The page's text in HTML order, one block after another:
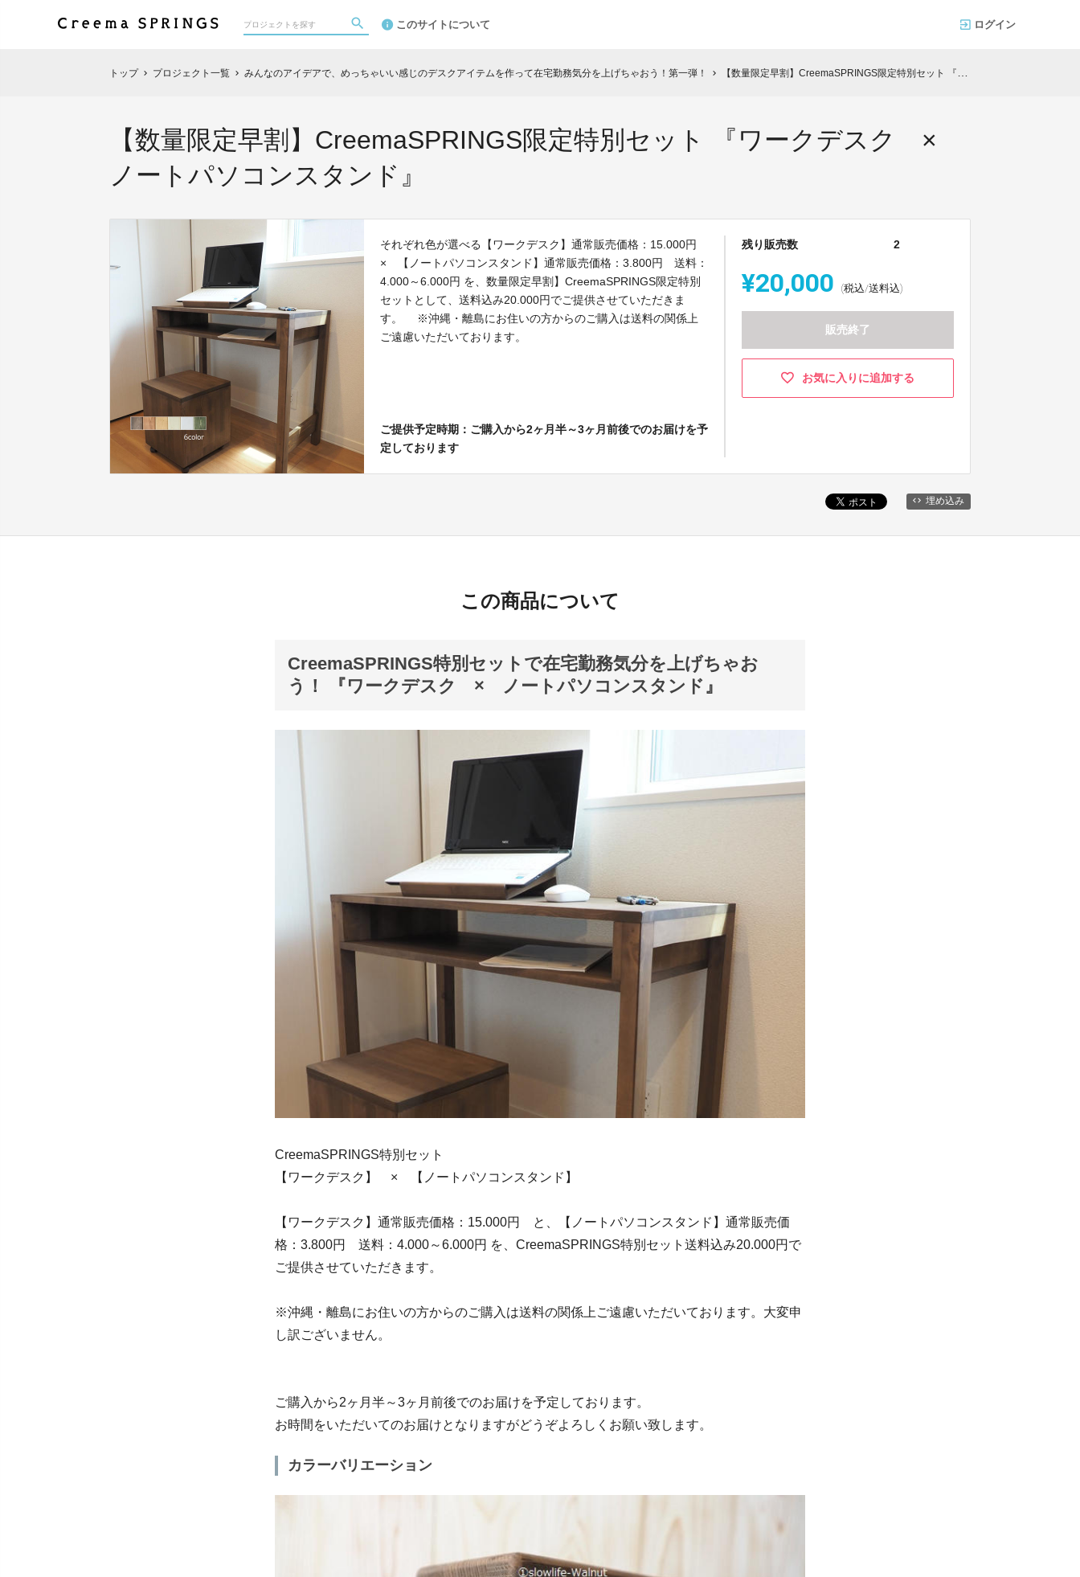
このサイトについて ログイン
トップ chevron_right プロジェクト一覧 chevron_right みんなのアイデアで、めっちゃいい感じのデスクアイテムを作って在宅勤務気分を上げちゃおう！第一弾！ chevron_right 【数量限定早割】CreemaSPRINGS限定特別セット 『ワークデスク × ノートパソコンスタンド』
【数量限定早割】CreemaSPRINGS限定特別セット 『ワークデスク ×
ノートパソコンスタンド』
それぞれ色が選べる【ワークデスク】通常販売価格：15.000円
× 【ノートパソコンスタンド】通常販売価格：3.800円 送料：
4.000～6.000円 を、数量限定早割】CreemaSPRINGS限定特別
セットとして、送料込み20.000円でご提供させていただきま
す。 ※沖縄・離島にお住いの方からのご購入は送料の関係上
ご遠慮いただいております。
ご提供予定時期：ご購入から2ヶ月半～3ヶ月前後でのお届けを予
定しております
残り販売数 2
¥20,000 (税込/送料込)
販売終了
お気に入りに追加する
埋め込み
この商品について
CreemaSPRINGS特別セットで在宅勤務気分を上げちゃお
う！ 『ワークデスク × ノートパソコンスタンド』
CreemaSPRINGS特別セット
【ワークデスク】 × 【ノートパソコンスタンド】
【ワークデスク】通常販売価格：15.000円 と、【ノートパソコンスタンド】通常販売価
格：3.800円 送料：4.000～6.000円 を、CreemaSPRINGS特別セット送料込み20.000円で
ご提供させていただきます。
※沖縄・離島にお住いの方からのご購入は送料の関係上ご遠慮いただいております。大変申
し訳ございません。
ご購入から2ヶ月半～3ヶ月前後でのお届けを予定しております。
お時間をいただいてのお届けとなりますがどうぞよろしくお願い致します。
カラーバリエーション